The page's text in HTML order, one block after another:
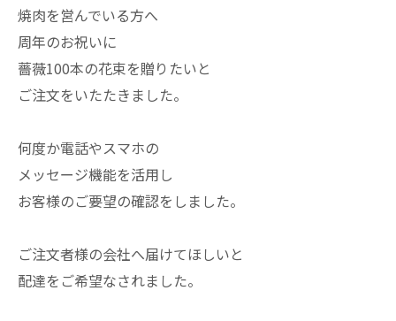
焼肉を営んでいる方へ
周年のお祝いに
薔薇100本の花束を贈りたいと
ご注文をいたたきました。
何度か電話やスマホの
メッセージ機能を活用し
お客様のご要望の確認をしました。
ご注文者様の会社へ届けてほしいと
配達をご希望なされました。